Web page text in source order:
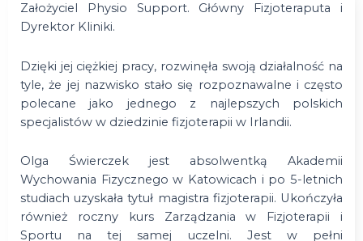
Założyciel Physio Support. Główny Fizjoteraputa i
Dyrektor Kliniki.
Dzięki jej ciężkiej pracy, rozwinęła swoją działalność na
tyle, że jej nazwisko stało się rozpoznawalne i często
polecane jako jednego z najlepszych polskich
specjalistów w dziedzinie fizjoterapii w Irlandii.
Olga Świerczek jest absolwentką Akademii
Wychowania Fizycznego w Katowicach i po 5-letnich
studiach uzyskała tytuł magistra fizjoterapii. Ukończyła
również roczny kurs Zarządzania w Fizjoterapii i
Sportu na tej samej uczelni. Jest w pełni